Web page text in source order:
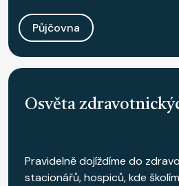
Půjčovna
Osvěta
Pravidelně dojíždíme do
stacionářů, hospiců, kde